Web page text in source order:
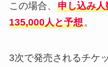
この場合、 申し込み
135,000人と予想。
3次で発売されるチケ